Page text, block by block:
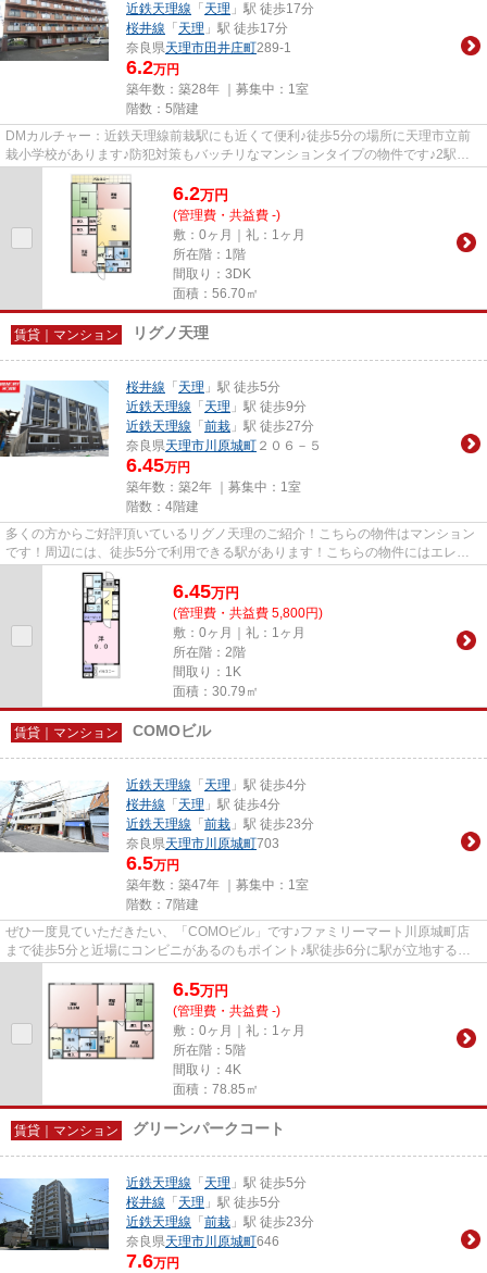
近鉄天理線 「 天理 」駅 徒歩17分
桜井線 「 天理 」駅 徒歩17分
奈良県天理市田井庄町289-1
6.2万円
築年数：築28年 ｜募集中： 1室
階数：5階建
DMカルチャー：近鉄天理線前栽駅にも近くて便利♪徒歩5分の場所に天理市立前
栽小学校があります♪防犯対策もバッチリなマンションタイプの物件です♪2駅利
用可物件なので、よく電車を利用...
6.2万円
(管理費・共益費 -)
敷：0ヶ月｜礼：1ヶ月
所在階：1階
間取り：3DK
面積：56.70㎡
賃貸｜マンション リグノ天理
桜井線 「 天理 」駅 徒歩5分
近鉄天理線 「 天理 」駅 徒歩9分
近鉄天理線 「 前栽 」駅 徒歩27分
奈良県天理市川原城町 ２０６－５
6.45万円
築年数：築2年 ｜募集中： 1室
階数：4階建
多くの方からご好評頂いているリグノ天理のご紹介！こちらの物件はマンション
です！周辺には、徒歩5分で利用できる駅があります！こちらの物件にはエレベ
ーターが付いています！できる...
6.45万円
(管理費・共益費 5,800円)
敷：0ヶ月｜礼：1ヶ月
所在階：2階
間取り：1K
面積：30.79㎡
賃貸｜マンション COMOビル
近鉄天理線 「 天理 」駅 徒歩4分
桜井線 「 天理 」駅 徒歩4分
近鉄天理線 「 前栽 」駅 徒歩23分
奈良県天理市川原城町703
6.5万円
築年数：築47年 ｜募集中： 1室
階数：7階建
ぜひ一度見ていただきたい、「COMOビル」です♪ファミリーマート川原城町店
まで徒歩5分と近場にコンビニがあるのもポイント♪駅徒歩6分に駅が立地する物
6.5万円
(管理費・共益費 -)
敷：0ヶ月｜礼：1ヶ月
所在階：5階
間取り：4K
面積：78.85㎡
賃貸｜マンション グリーンパークコート
近鉄天理線 「 天理 」駅 徒歩5分
桜井線 「 天理 」駅 徒歩5分
近鉄天理線 「 前栽 」駅 徒歩23分
奈良県天理市川原城町646
7.6万円